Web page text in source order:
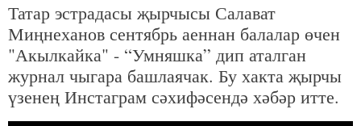
Татар эстрадасы җырчысы Салават
Миңнеханов сентябрь аеннан балалар өчен
"Акылкайка" - “Умняшка” дип аталган
журнал чыгара башлаячак. Бу хакта җырчы
үзенең Инстаграм сәхифәсендә хәбәр итте.